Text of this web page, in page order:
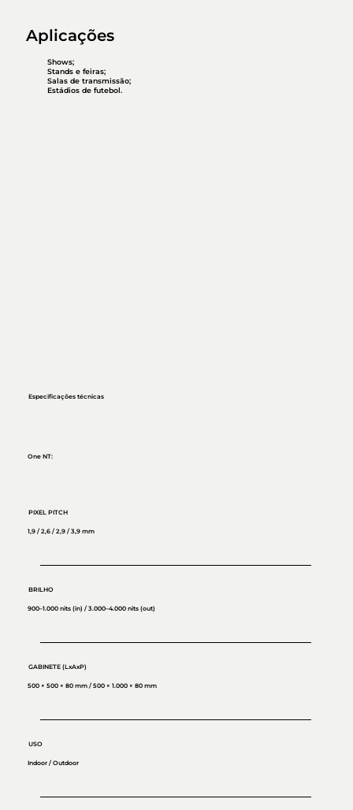
Especificações técnicas
One NT:
PIXEL PITCH
1,9 / 2,6 / 2,9 / 3,9 mm
BRILHO
900–1.000 nits (in) / 3.000–4.000 nits (out)
GABINETE (LxAxP)
500 × 500 × 80 mm / 500 × 1.000 × 80 mm
USO
Indoor / Outdoor
Aplicações
Shows;
Stands e feiras;
Salas de transmissão;
Estádios de futebol.